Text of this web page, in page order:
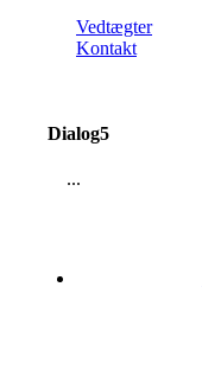
Vedtægter
Kontakt
Dialog5
...